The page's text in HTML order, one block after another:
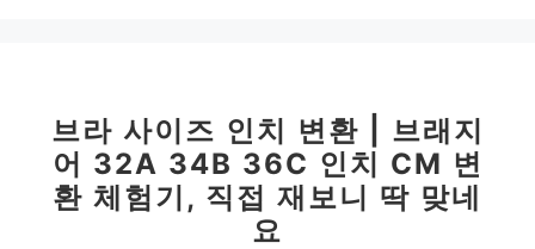
브라 사이즈 인치 변환 | 브래지
어 32A 34B 36C 인치 CM 변
환 체험기, 직접 재보니 딱 맞네
요